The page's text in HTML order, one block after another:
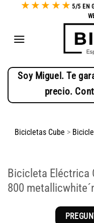
★★ ★ ★★ 5/5 EN
Soy Miguel. Te
precio.
Bicicletas Cube >
Bicicleta Eléctrica
800